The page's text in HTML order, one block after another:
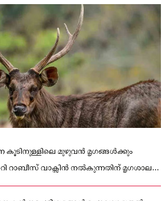
കൂടിനുള്ളിലെ മുഴുവൻ മൃഗങ്ങൾക്കും
റാബീസ് വാക്സിൻ നൽകുന്നതിന് മൃഗശാല
നികേഷ് കിരണിന്‍റെ നേതൃത്വത്തിൽ ടീം